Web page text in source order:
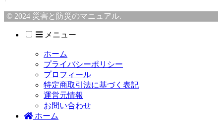
© 2024 災害と防災のマニュアル.
メニュー
ホーム
プライバシーポリシー
プロフィール
特定商取引法に基づく表記
運営元情報
お問い合わせ
ホーム